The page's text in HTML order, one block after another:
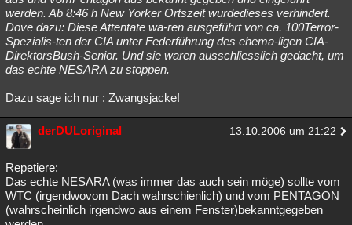
werden. Ab 8:46 h New Yorker Ortszeit wurdedieses verhindert.
Dove dazu: Diese Attentate wa-ren ausgeführt von ca. 100Terror-
Spezialis-ten der CIA unter Federführung des ehema-ligen CIA-
DirektorsBush-Senior. Und sie waren ausschliesslich gedacht, um
das echte NESARA zu stoppen.
Dazu sage ich nur : Zwangsjacke!
derDULoriginal 13.10.2006 um 21:22
Repetiere:
Das echte NESARA (was immer das auch sein möge) sollte vom
WTC (irgendwovom Dach wahrschienlich) und vom PENTAGON
(wahrscheinlich irgendwo aus einem Fenster)bekanntgegeben